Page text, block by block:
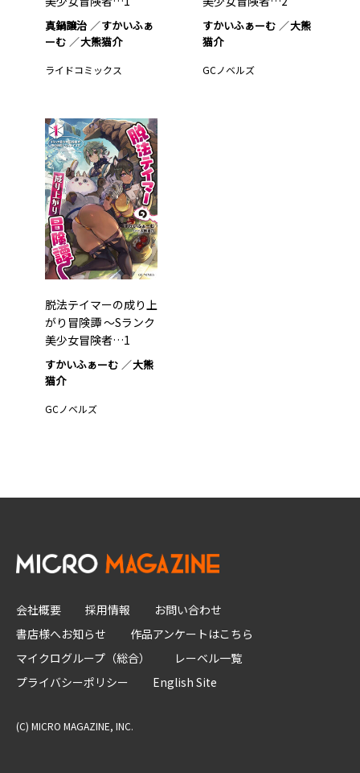
真鍋譲治
すかいふぁ
ーむ
大熊猫介
ライドコミックス
すかいふぁーむ
大熊
猫介
GCノベルズ
脱法テイマーの成り上
がり冒険譚 ～Sランク
美少女冒険者…1
すかいふぁーむ
大熊
猫介
GCノベルズ
会社概要 採用情報
お問い合わせ
書店様へお知らせ
作品アンケートはこちら
マイクログループ（総合）
レーベル一覧
プライバシーポリシー
English Site
(C) MICRO MAGAZINE, INC.